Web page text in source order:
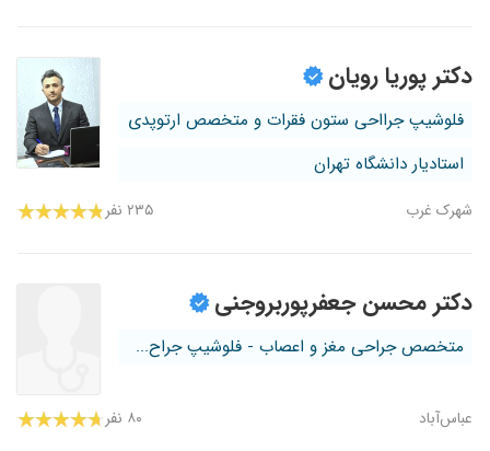
دکتر پوریا رویان
فلوشیپ جرااحی ستون فقرات و متخصص ارتوپدی
استادیار دانشگاه تهران
شهرک غرب ۲۳۵ نفر
دکتر محسن جعفرپوربروجنی
متخصص جراحی مغز و اعصاب - فلوشیپ جراح...
عباس‌آباد ۸۰ نفر